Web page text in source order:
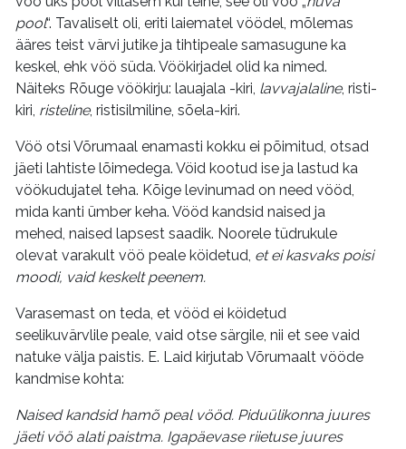
pool“. Tavaliselt oli, eriti laiematel vöödel, mõlemas
ääres teist värvi jutike ja tihtipeale samasugune ka
keskel, ehk vöö süda. Vöökirjadel olid ka nimed.
Näiteks Rõuge vöökirju: lauajala -kiri, lavvajalaline, risti-
kiri, risteline, ristisilmiline, sõela-kiri.
Vöö otsi Võrumaal enamasti kokku ei põimitud, otsad
jäeti lahtiste lõimedega. Vöid kootud ise ja lastud ka
vöökudujatel teha. Kõige levinumad on need vööd,
mida kanti ümber keha. Vööd kandsid naised ja
mehed, naised lapsest saadik. Noorele tüdrukule
olevat varakult vöö peale köidetud, et ei kasvaks poisi
moodi, vaid keskelt peenem.
Varasemast on teda, et vööd ei köidetud
seelikuvärvlile peale, vaid otse särgile, nii et see vaid
natuke välja paistis. E. Laid kirjutab Võrumaalt vööde
kandmise kohta:
Naised kandsid hamõ peal vööd. Piduülikonna juures
jäeti vöö alati paistma. Igapäevase riietuse juures